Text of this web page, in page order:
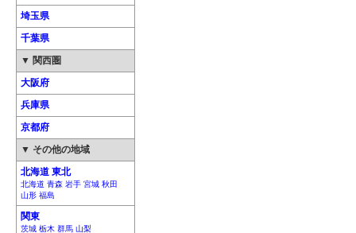
埼玉県
千葉県
▼ 関西圏
大阪府
兵庫県
京都府
▼ その他の地域
北海道 東北
北海道 青森 岩手 宮城 秋田
山形 福島
関東
茨城 栃木 群馬 山梨